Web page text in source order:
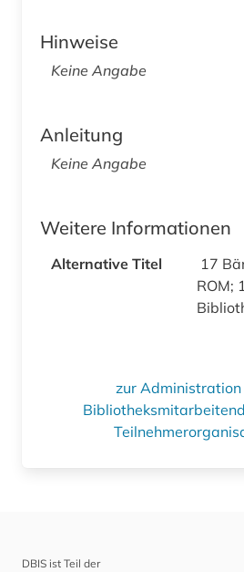
Hinweise
Keine Angabe
Anleitung
Keine Angabe
Weitere Informationen
Alternative Titel
17
ROM;
zur Administration
DBIS ist Teil der